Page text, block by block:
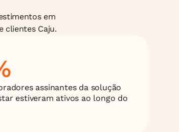
em
clientes Caju.
assinantes da solução
estiveram ativos ao longo do